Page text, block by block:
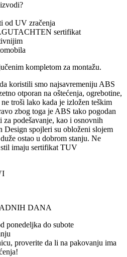
od UV zračenja
sertifikat
kompletom za montažu.
koristili smo najsavremeniju ABS
otporan na oštećenja, ogrebotine,
troši lako kada je izložen teškim
zbog toga je ABS tako pogodan
podešavanje, kao i osnovnih
Design spojleri su obloženi slojem
ostao u dobrom stanju. Ne
stil imaju sertifikat TUV
DANA
ponedeljka do subote
proverite da li na pakovanju ima